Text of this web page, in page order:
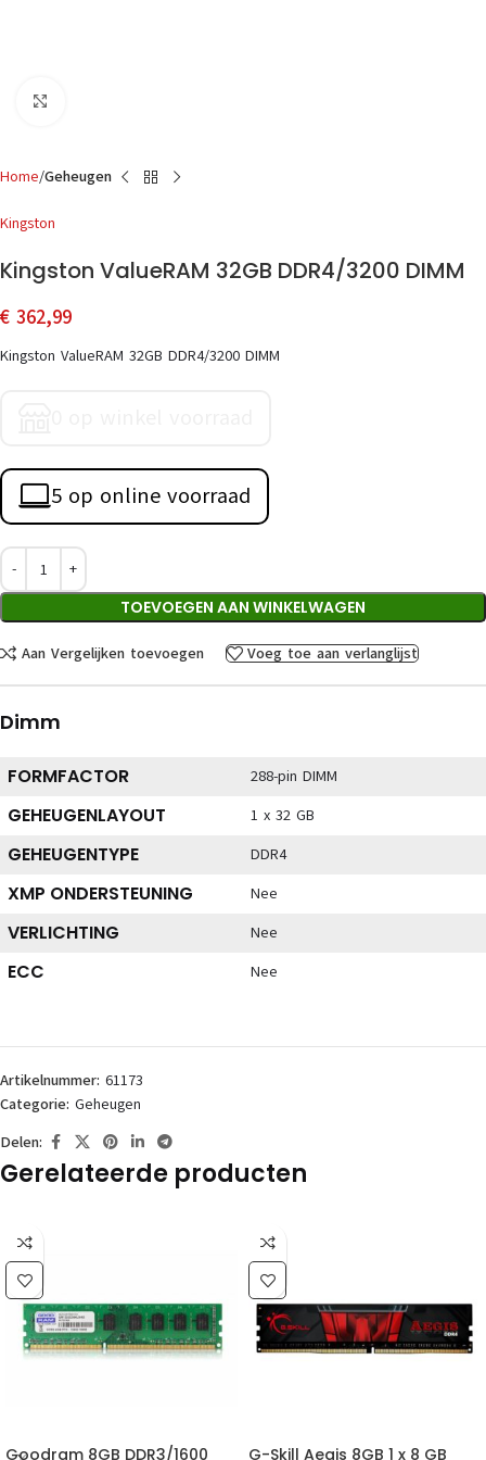
Home Geheugen
Kingston
Kingston ValueRAM 32GB DDR4/3200 DIMM
€ 362,99
Kingston ValueRAM 32GB DDR4/3200 DIMM
5 op online voorraad
TOEVOEGEN AAN WINKELWAGEN
Aan Vergelijken toevoegen Voeg toe aan verlanglijst
Dimm
FORMFACTOR 288-pin DIMM
GEHEUGENLAYOUT 1 x 32 GB
GEHEUGENTYPE DDR4
XMP ONDERSTEUNING Nee
VERLICHTING Nee
ECC Nee
Artikelnummer: 61173
Categorie: Geheugen
Delen:
Gerelateerde producten
Goodram 8GB DDR3/1600
G-Skill Aegis 8GB 1 x 8 GB